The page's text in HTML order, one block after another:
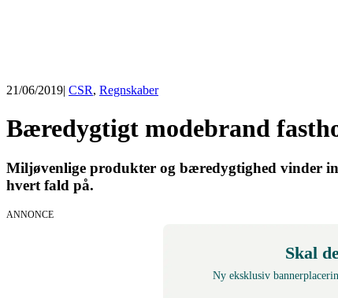
21/06/2019| CSR, Regnskaber
Bæredygtigt modebrand
Miljøvenlige produkter og bæredygtighed vinder
hvert fald på.
ANNONCE
Skal
Ny eksklusiv